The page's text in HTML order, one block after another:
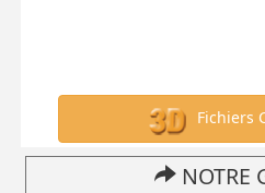
Fichiers
NOTRE